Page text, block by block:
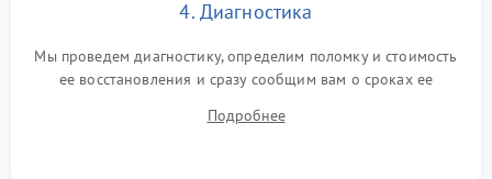
4. Диагностика
Мы проведем диагностику, определим поломку и стоимость
ее восстановления и сразу сообщим вам о сроках ее
Подробнее